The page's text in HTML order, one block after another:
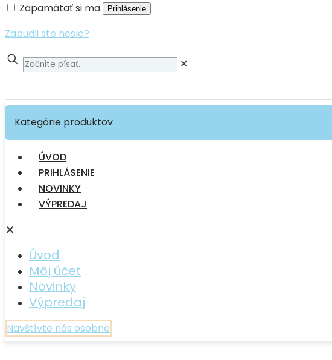
Zapamätať si ma
Prihlásenie
Zabudli ste heslo?
✕
Kategórie produktov
ÚVOD
PRIHLÁSENIE
NOVINKY
VÝPREDAJ
✕
Úvod
Môj účet
Novinky
Výpredaj
Navštívte nás osobne